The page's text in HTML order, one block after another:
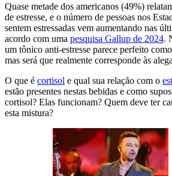
Quase metade dos americanos (49%)
de estresse, e o número de pessoas nos
sentem estressadas vem aumentando nas
acordo com uma pesquisa Gallup de 2024.
um tônico anti-estresse parece perfeito
mas será que realmente corresponde às
O que é cortisol e qual sua relação com o
estão presentes nestas bebidas e como
cortisol? Elas funcionam? Quem deve ter
esta mistura?